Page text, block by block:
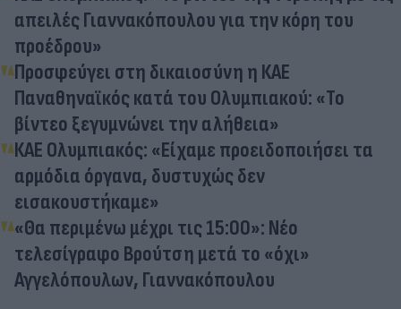
απειλές Γιαννακόπουλου για την κόρη του
προέδρου»
Προσφεύγει στη δικαιοσύνη η ΚΑΕ
Παναθηναϊκός κατά του Ολυμπιακού: «Το
βίντεο ξεγυμνώνει την αλήθεια»
ΚΑΕ Ολυμπιακός: «Είχαμε προειδοποιήσει τα
αρμόδια όργανα, δυστυχώς δεν
εισακουστήκαμε»
«Θα περιμένω μέχρι τις 15:00»: Νέο
τελεσίγραφο Βρούτση μετά το «όχι»
Αγγελόπουλων, Γιαννακόπουλου